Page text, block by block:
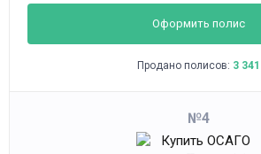
Оформить полис
Продано полисов: 3 341
4